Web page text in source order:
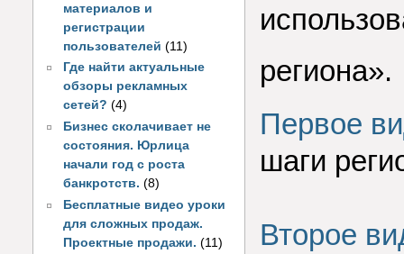
материалов и
регистрации
пользователей(11)
Где найти актуальные
обзоры рекламных
сетей? (4)
Бизнес сколачивает не
состояния. Юрлица
начали год с роста
банкротств. (8)
Бесплатные видео уроки
для сложных продаж.
Проектные продажи. (11)
региона».
Первое
шаги
Второе